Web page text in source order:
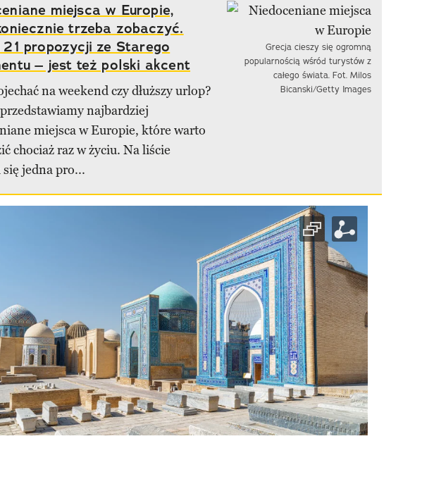
miejsca w Europie,
trzeba zobaczyć.
21 propozycji ze Starego
– jest też polski akcent
na weekend czy dłuższy urlop?
najbardziej
miejsca w Europie, które warto
chociaż raz w życiu. Na liście
się jedna pro...
Grecja cieszy się ogromną
popularnością wśród turystów z
całego świata. Fot. Milos
Bicanski/Getty Images